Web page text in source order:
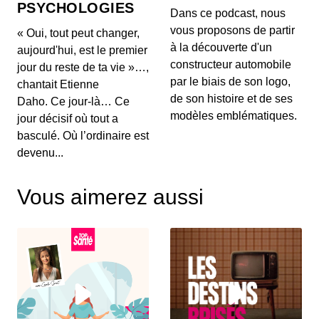
00:03:04 - IL Y A 1 MOIS
Aujourd'hui, on ne va pas parler de génération de
texte ou de simples résumés de réunions, mais d...
Intelligence artificielle : la presse
française réclame 80 millions d’euros à
Brave
00:03:14 - IL Y A 1 MOIS
Aujourd'hui, nous décortiquons ce qui s'annonce
europ...
trois leçons majeures à retenir de cet
00:03:11 - IL Y A 2 MOIS
Comment l'intelligence artificielle
devient un confident pour les jeunes
00:03:16 - IL Y A 2 MOIS
Aujourd'hui, on met de côté les puces et les
serveurs pour parler de sentiments. L'intelligence
PSYCHOLOGIES
« Oui, tout peut changer,
aujourd'hui, est le premier
jour du reste de ta vie »…,
chantait Etienne
Daho. Ce jour-là… Ce
jour décisif où tout a
basculé. Où l’ordinaire est
devenu...
Dans ce podcast, nous
vous proposons de partir
à la découverte d'un
constructeur automobile
par le biais de son logo,
de son histoire et de ses
modèles emblématiques.
Vous aimerez aussi